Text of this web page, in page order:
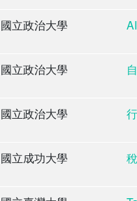
國立政治大學
國立政治大學
國立政治大學
國立成功大學